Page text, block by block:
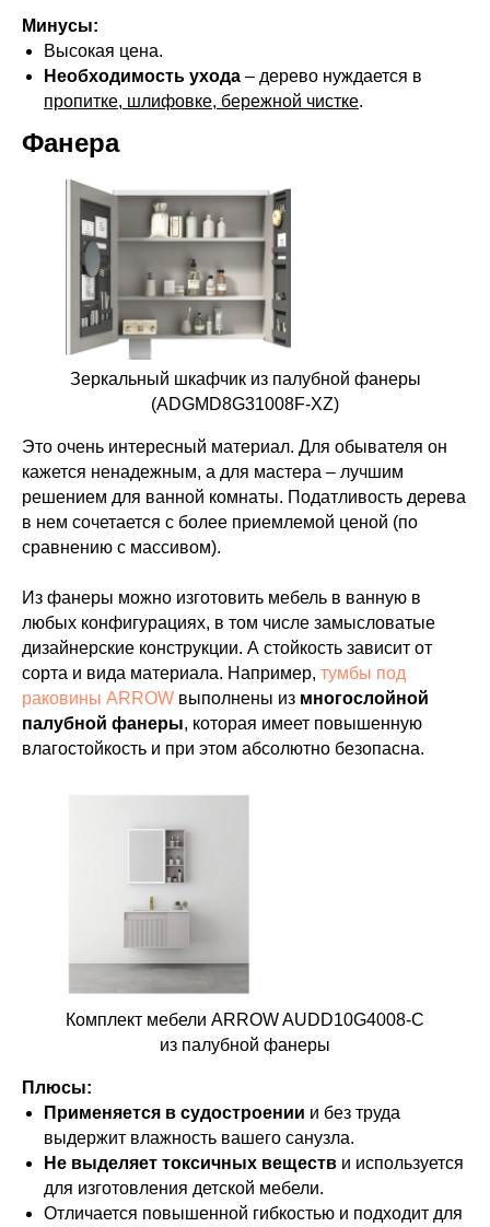
Минусы:
Высокая цена.
Необходимость ухода – дерево нуждается в
пропитке, шлифовке, бережной чистке.
Фанера
Зеркальный шкафчик из палубной фанеры
(ADGMD8G31008F-XZ)
Это очень интересный материал. Для обывателя он
кажется ненадежным, а для мастера – лучшим
решением для ванной комнаты. Податливость дерева
в нем сочетается с более приемлемой ценой (по
сравнению с массивом).
Из фанеры можно изготовить мебель в ванную в
любых конфигурациях, в том числе замысловатые
дизайнерские конструкции. А стойкость зависит от
сорта и вида материала. Например, тумбы под
раковины ARROW выполнены из многослойной
палубной фанеры, которая имеет повышенную
влагостойкость и при этом абсолютно безопасна.
Комплект мебели ARROW AUDD10G4008-C
из палубной фанеры
Плюсы:
Применяется в судостроении и без труда
выдержит влажность вашего санузла.
Не выделяет токсичных веществ и используется
для изготовления детской мебели.
Отличается повышенной гибкостью и подходит для